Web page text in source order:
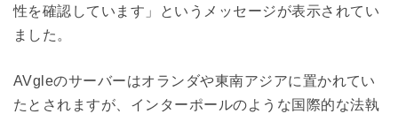
性を確認しています」というメッセージが表示されてい
ました。
AVgleのサーバーはオランダや東南アジアに置かれてい
たとされますが、インターポールのような国際的な法執